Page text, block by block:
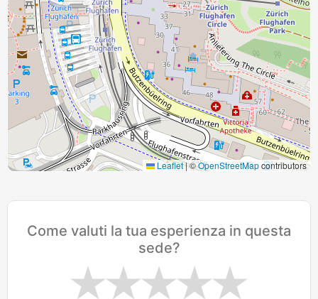
Leaflet|©OpenStreetMapcontributors
Come valuti la tua esperienza in questa
sede?